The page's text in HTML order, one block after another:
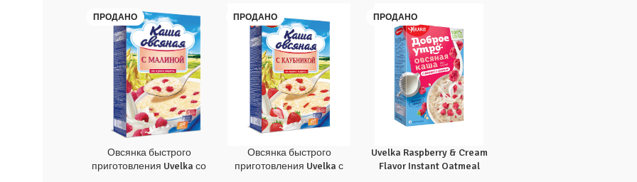
ПРОДАНО
Овсянка быстрого
приготовления Uvelka со
ПРОДАНО
Овсянка быстрого
приготовления Uvelka с
ПРОДАНО
Uvelka Raspberry & Cream
Flavor Instant Oatmeal